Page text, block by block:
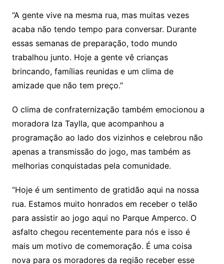
“A gente vive na mesma rua, mas muitas vezes
acaba não tendo tempo para conversar. Durante
essas semanas de preparação, todo mundo
trabalhou junto. Hoje a gente vê crianças
brincando, famílias reunidas e um clima de
amizade que não tem preço.”
O clima de confraternização também emocionou a
moradora Iza Taylla, que acompanhou a
programação ao lado dos vizinhos e celebrou não
apenas a transmissão do jogo, mas também as
melhorias conquistadas pela comunidade.
“Hoje é um sentimento de gratidão aqui na nossa
rua. Estamos muito honrados em receber o telão
para assistir ao jogo aqui no Parque Amperco. O
asfalto chegou recentemente para nós e isso é
mais um motivo de comemoração. É uma coisa
nova para os moradores da região receber esse